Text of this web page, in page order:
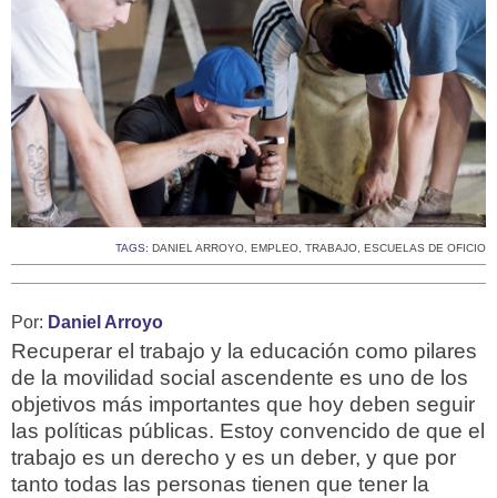
TAGS: DANIEL ARROYO, EMPLEO, TRABAJO, ESCUELAS DE OFICIO
Por: Daniel Arroyo
Recuperar el trabajo y la educación como pilares
de la movilidad social ascendente es uno de los
objetivos más importantes que hoy deben seguir
las políticas públicas. Estoy convencido de que el
trabajo es un derecho y es un deber, y que por
tanto todas las personas tienen que tener la